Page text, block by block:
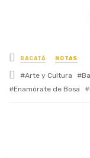
Posted in
BACATÁ NOTAS
Tagged with
Arte y Cultura
Enamórate de Bosa